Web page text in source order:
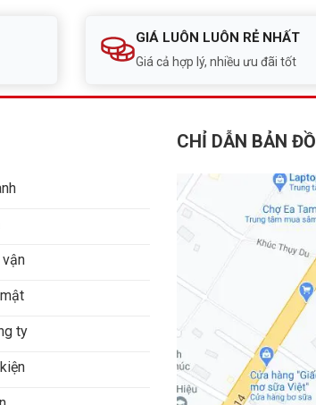
GIÁ LUÔN LUÔN RẺ NHẤT
Giá cả hợp lý, nhiều ưu đãi tốt
vận
ty
CHỈ DẪN BẢN ĐỒ